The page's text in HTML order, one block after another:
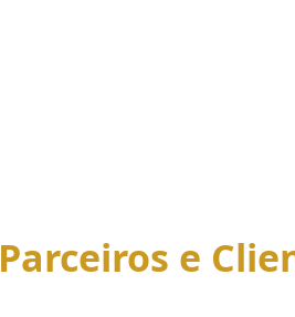
Parceiros e